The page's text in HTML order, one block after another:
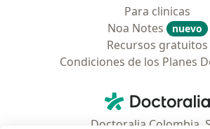
Para clinicas
Noa Notes
nuevo
Recursos gratuitos
Condiciones de los Planes
Doctoralia -
Doctoralia Colombia,